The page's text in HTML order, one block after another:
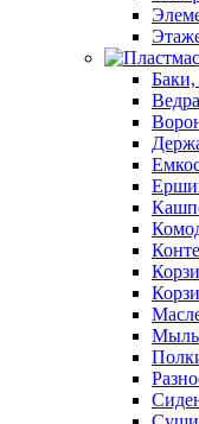
Ведра